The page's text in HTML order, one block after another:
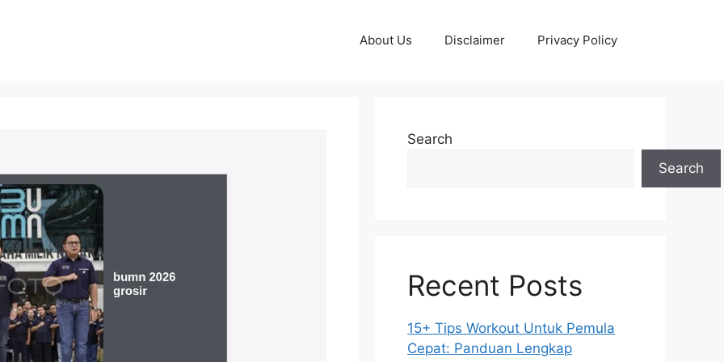
About Us Disclaimer Privacy Policy
Search
Search
Recent Posts
15+ Tips Workout Untuk Pemula
Cepat: Panduan Lengkap